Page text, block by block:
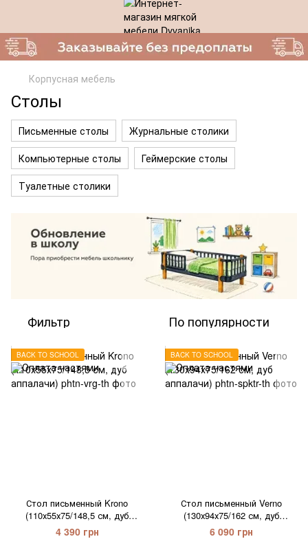
Корпусная мебель
Столы
Письменные столы
Журнальные столики
Компьютерные столы
Геймерские столы
Туалетные столики
Фильтр По популярности
BACK TO SCHOOL
Стол письменный Krono
(110х55х75/148,5 см, дуб
аппалачи)
4 390 грн
BACK TO SCHOOL
Стол письменный Verno
(130х94х75/162 см, дуб
аппалачи)
6 090 грн